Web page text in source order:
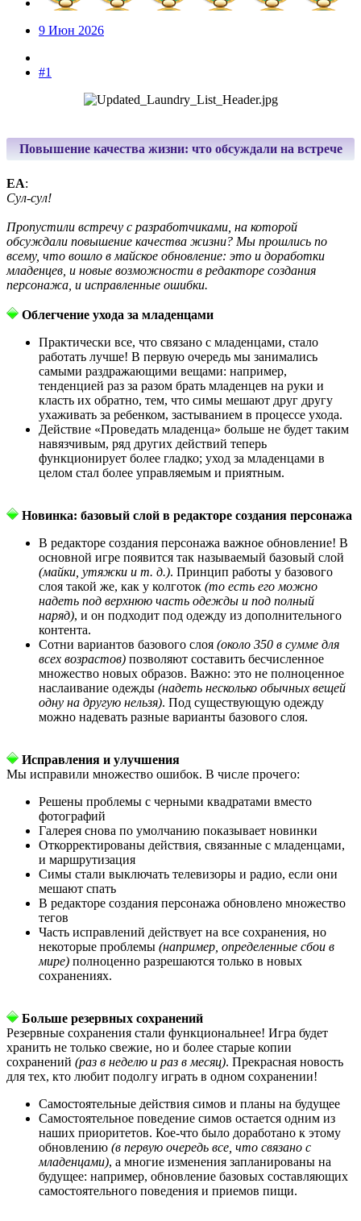
9 Июн 2026
#1
Повышение качества жизни: что обсуждали на встрече
EA:
Сул-сул!
Пропустили встречу с разработчиками, на которой
обсуждали повышение качества жизни? Мы прошлись по
всему, что вошло в майское обновление: это и доработки
младенцев, и новые возможности в редакторе создания
персонажа, и исправленные ошибки.
Облегчение ухода за младенцами
Практически все, что связано с младенцами, стало
работать лучше! В первую очередь мы занимались
самыми раздражающими вещами: например,
тенденцией раз за разом брать младенцев на руки и
класть их обратно, тем, что симы мешают друг другу
ухаживать за ребенком, застыванием в процессе ухода.
Действие «Проведать младенца» больше не будет таким
навязчивым, ряд других действий теперь
функционирует более гладко; уход за младенцами в
целом стал более управляемым и приятным.
Новинка: базовый слой в редакторе создания персонажа
В редакторе создания персонажа важное обновление! В
основной игре появится так называемый базовый слой
(майки, утяжки и т. д.). Принцип работы у базового
слоя такой же, как у колготок (то есть его можно
надеть под верхнюю часть одежды и под полный
наряд), и он подходит под одежду из дополнительного
контента.
Сотни вариантов базового слоя (около 350 в сумме для
всех возрастов) позволяют составить бесчисленное
множество новых образов. Важно: это не полноценное
наслаивание одежды (надеть несколько обычных вещей
одну на другую нельзя). Под существующую одежду
можно надевать разные варианты базового слоя.
Исправления и улучшения
Мы исправили множество ошибок. В числе прочего:
Решены проблемы с черными квадратами вместо
фотографий
Галерея снова по умолчанию показывает новинки
Откорректированы действия, связанные с младенцами,
и маршрутизация
Симы стали выключать телевизоры и радио, если они
мешают спать
В редакторе создания персонажа обновлено множество
тегов
Часть исправлений действует на все сохранения, но
некоторые проблемы (например, определенные сбои в
мире) полноценно разрешаются только в новых
сохранениях.
Больше резервных сохранений
Резервные сохранения стали функциональнее! Игра будет
хранить не только свежие, но и более старые копии
сохранений (раз в неделю и раз в месяц). Прекрасная новость
для тех, кто любит подолгу играть в одном сохранении!
Самостоятельные действия симов и планы на будущее
Самостоятельное поведение симов остается одним из
наших приоритетов. Кое-что было доработано к этому
обновлению (в первую очередь все, что связано с
младенцами), а многие изменения запланированы на
будущее: например, обновление базовых составляющих
самостоятельного поведения и приемов пищи.